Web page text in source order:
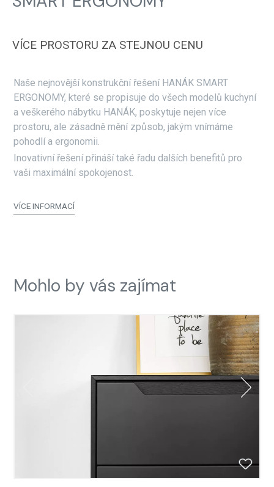
VÍCE PROSTORU ZA STEJNOU CENU
Naše nejnovější konstrukční řešení HANÁK SMART
ERGONOMY, které se propisuje do všech modelů kuchyní
a veškerého nábytku HANÁK, poskytuje nejen více
prostoru, ale zásadně mění způsob, jakým vnímáme
pohodlí a ergonomii.
Inovativní řešení přináší také řadu dalších benefitů pro
vaši maximální spokojenost.
VÍCE INFORMACÍ
Mohlo by vás zajímat